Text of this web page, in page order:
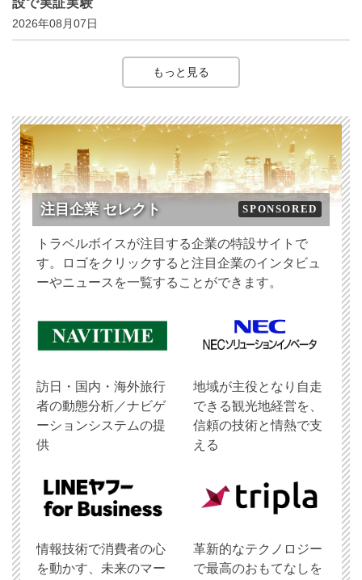
設で実証実験
2026年08月07日
もっと見る
注目企業 セレクト SPONSORED
トラベルボイスが注目する企業の特設サイトで
す。ロゴをクリックすると注目企業のインタビュ
ーやニュースを一覧することができます。
訪日・国内・海外旅行
者の動態分析／ナビゲ
ーションシステムの提
供
地域が主役となり自走
できる観光地経営を、
信頼の技術と情熱で支
える
情報技術で消費者の心
を動かす、未来のマー
革新的なテクノロジー
で最高のおもてなしを